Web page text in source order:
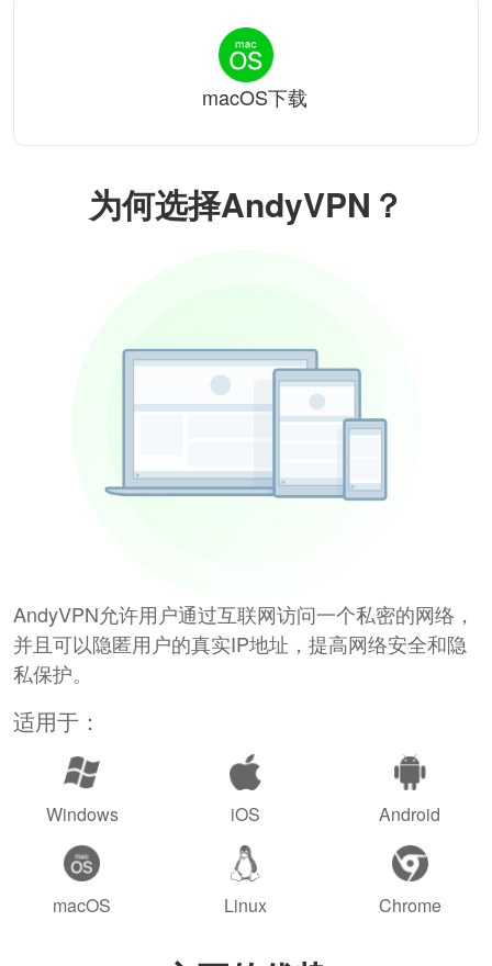
为何选择AndyVPN？
AndyVPN允许用户通过互联网访问一个私密的网络，
并且可以隐匿用户的真实IP地址，提高网络安全和隐
私保护。
适用于：
Windows iOS Android
macOS Linux Chrome
macOS下载